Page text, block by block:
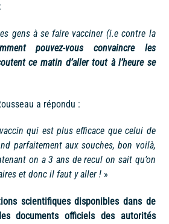
:
gens à se faire vacciner (i.e contre la
pouvez-vous convaincre les
ce matin d’aller tout à l’heure se
a répondu :
qui est plus efficace que celui de
parfaitement aux souches, bon voilà,
on a 3 ans de recul on sait qu’on
et donc il faut y aller ! »
scientifiques disponibles dans de
documents officiels des autorités